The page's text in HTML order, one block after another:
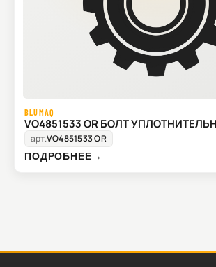
BLUMAQ
VO4851533 OR БОЛТ
арт.VO4851533 OR
ПОДРОБНЕЕ→